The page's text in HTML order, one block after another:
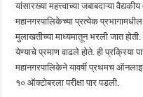
यांसारख्या महत्त्वाच्या जबाबदाऱ्या
महानगरपालिकेच्या प्रत्येक प्रभागामधील
मुलाखतीच्या माध्यमातून भरली जात होती.
येण्याचे प्रमाण वाढले होते. ही प्रक्रिया
महानगरपालिकेने यावर्षी प्रथमच ऑनलाइन
१० ऑक्टोबरला परीक्षा पार पडली.